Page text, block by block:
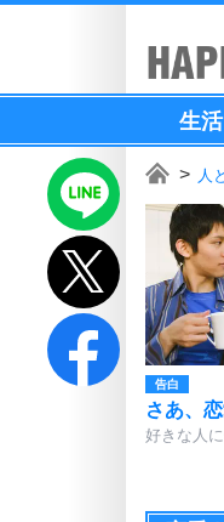
生活
人
告白
さあ、
好きな人